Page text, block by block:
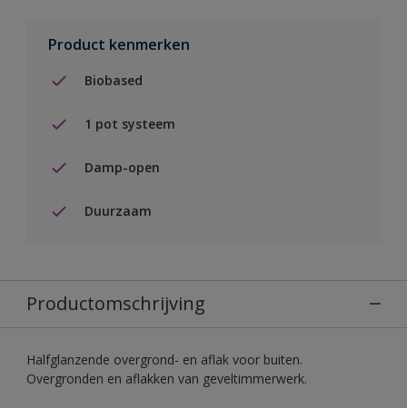
Product kenmerken
Biobased
1 pot systeem
Damp-open
Duurzaam
Productomschrijving
Halfglanzende overgrond- en aflak voor buiten.
Overgronden en aflakken van geveltimmerwerk.